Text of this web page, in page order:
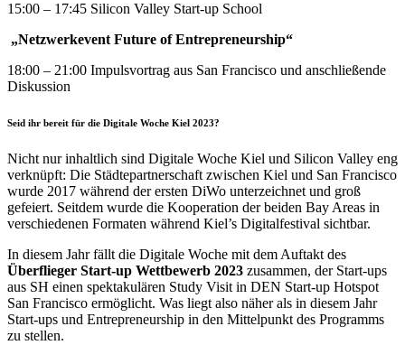
15:00 – 17:45 Silicon Valley Start-up School
„Netzwerkevent Future of Entrepreneurship“
18:00 – 21:00 Impulsvortrag aus San Francisco und anschließende
Diskussion
Seid ihr bereit für die Digitale Woche Kiel 2023?
Nicht nur inhaltlich sind Digitale Woche Kiel und Silicon Valley eng
verknüpft: Die Städtepartnerschaft zwischen Kiel und San Francisco
wurde 2017 während der ersten DiWo unterzeichnet und groß
gefeiert. Seitdem wurde die Kooperation der beiden Bay Areas in
verschiedenen Formaten während Kiel’s Digitalfestival sichtbar.
In diesem Jahr fällt die Digitale Woche mit dem Auftakt des
Überflieger Start-up Wettbewerb 2023 zusammen, der Start-ups
aus SH einen spektakulären Study Visit in DEN Start-up Hotspot
San Francisco ermöglicht. Was liegt also näher als in diesem Jahr
Start-ups und Entrepreneurship in den Mittelpunkt des Programms
zu stellen.